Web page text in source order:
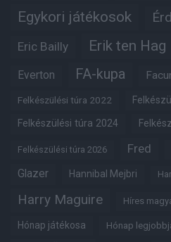
Egykori játékosok
Eric Bailly Erik ten Hag
Everton FA-kupa
Felkészülési túra 2022
Felkészülési túra 2024
Felkészülési túra 2026 Fred
Glazer Hannibal Mejbri
Harry Maguire Híres
Hónap játékosa Hónap